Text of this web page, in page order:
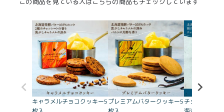
キャラメルチョコクッキー5プレミアムバタークッキー5チョコだらけ